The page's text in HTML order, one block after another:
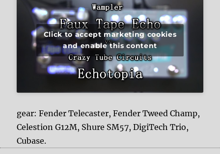
Click to accept marketing cookies
and enable this content
gear: Fender Telecaster, Fender Tweed Champ,
Celestion G12M, Shure SM57, DigiTech Trio,
Cubase.